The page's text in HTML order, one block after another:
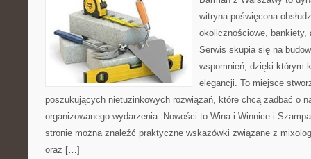
witryna poświęcona
okolicznościowe,
Serwis skupia się na
wspomnień, dzięki którym
elegancji. To miejsce
poszukujących nietuzinkowych rozwiązań, które chcą zadbać o
organizowanego wydarzenia. Nowości to Wina i Winnice i
stronie można znaleźć praktyczne wskazówki związane z
oraz […]